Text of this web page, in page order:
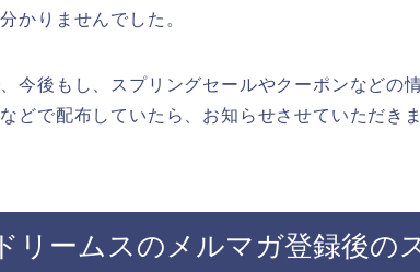
かりませんでした。
今後もし、スプリングセールやクーポンなどの
どで配布していたら、お知らせさせていただき
リームスのメルマガ登録後の